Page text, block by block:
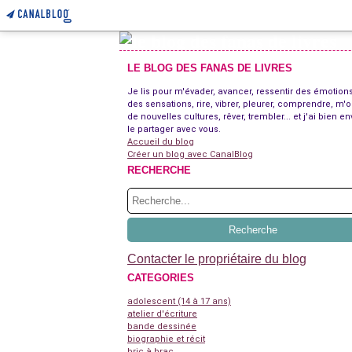
LE BLOG DES FANAS DE LIVRES
Je lis pour m'évader, avancer, ressentir des
des sensations, rire, vibrer, pleurer, comprendre,
de nouvelles cultures, rêver, trembler... et j'ai bien
le partager avec vous.
Accueil du blog
Créer un blog avec CanalBlog
RECHERCHE
Contacter le propriétaire du blog
CATEGORIES
adolescent (14 à 17 ans)
atelier d'écriture
bande dessinée
biographie et récit